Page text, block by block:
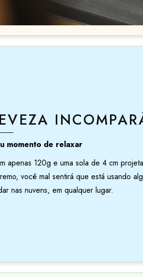
momento de relaxar
apenas 120g e uma sola de 4 cm
você mal sentirá que está usando
nas nuvens, em qualquer lugar.